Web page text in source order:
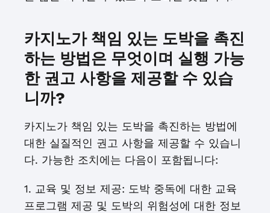
카지노가 책임 있는 도박을 촉진
하는 방법은 무엇이며 실행 가능
한 권고 사항을 제공할 수 있습
니까?
카지노가 책임 있는 도박을 촉진하는 방법에
대한 실질적인 권고 사항을 제공할 수 있습니
다. 가능한 조치에는 다음이 포함됩니다:
1. 교육 및 정보 제공: 도박 중독에 대한 교육
프로그램 제공 및 도박의 위험성에 대한 정보